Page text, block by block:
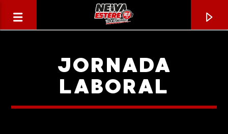
JORNADA
LABORAL